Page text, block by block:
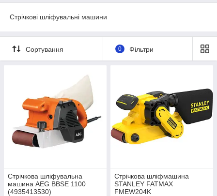
Стрічкові шліфувальні машини
Сортування 0 Фільтри
Стрічкова шліфувальна
машина AEG BBSE 1100
(4935413530)
Стрічкова шліфмашина
STANLEY FATMAX
FMEW204K